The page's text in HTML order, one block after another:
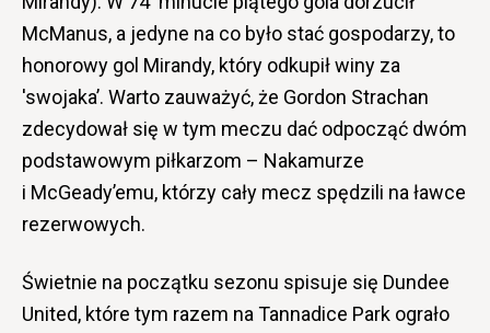
McManus, a jedyne na co było stać gospodarzy, to
honorowy gol Mirandy, który odkupił winy za
'swojaka’. Warto zauważyć, że Gordon Strachan
zdecydował się w tym meczu dać odpocząć dwóm
podstawowym piłkarzom – Nakamurze
i McGeady’emu, którzy cały mecz spędzili na ławce
rezerwowych.
Świetnie na początku sezonu spisuje się Dundee
United, które tym razem na Tannadice Park ograło